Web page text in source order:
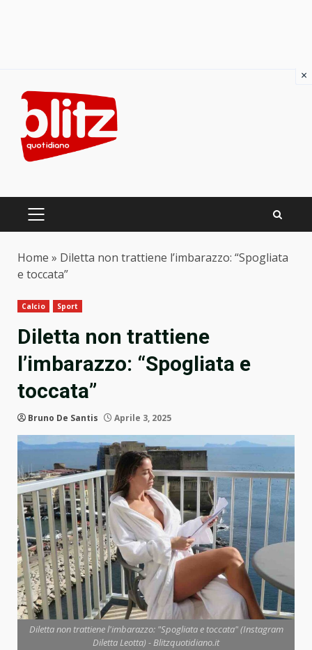
content
PRIMARY
Home » Diletta non trattiene l’imbarazzo: “Spogliata
e toccata”
Calcio Sport
Diletta non trattiene
l’imbarazzo: “Spogliata e
toccata”
Bruno De Santis Aprile 3, 2025
Diletta non trattiene l'imbarazzo: "Spogliata e toccata" (Instagram
Diletta Leotta) - Blitzquotidiano.it
×